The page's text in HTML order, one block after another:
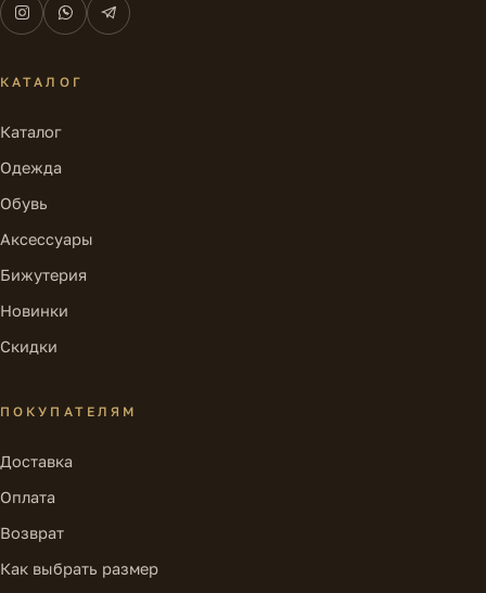
КАТАЛОГ
Каталог
Одежда
Обувь
Аксессуары
Бижутерия
Новинки
Скидки
ПОКУПАТЕЛЯМ
Доставка
Оплата
Возврат
Как выбрать размер